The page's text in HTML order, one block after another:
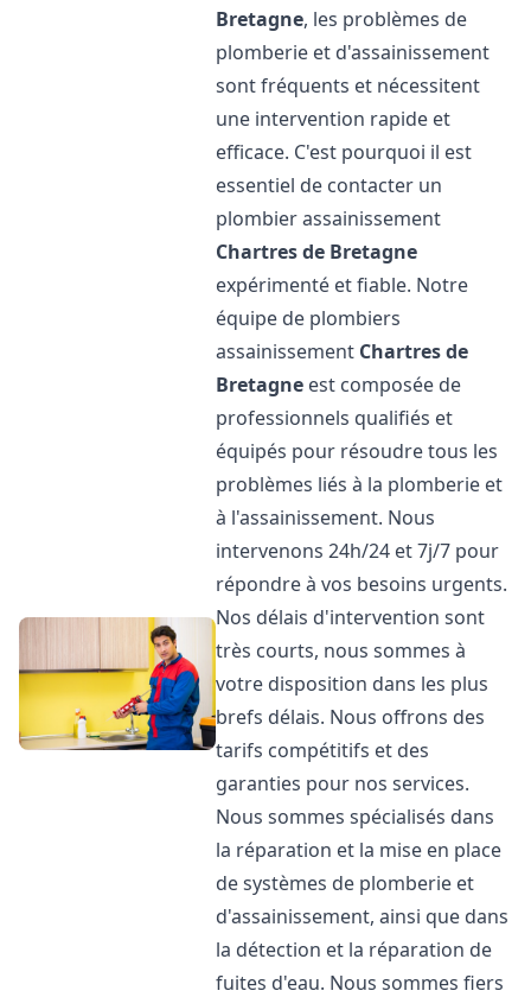
Bretagne, les problèmes de
plomberie et d'assainissement
sont fréquents et nécessitent
une intervention rapide et
efficace. C'est pourquoi il est
essentiel de contacter un
plombier assainissement
Chartres de Bretagne
expérimenté et fiable. Notre
équipe de plombiers
assainissement Chartres de
Bretagne est composée de
professionnels qualifiés et
équipés pour résoudre tous les
problèmes liés à la plomberie et
à l'assainissement. Nous
intervenons 24h/24 et 7j/7 pour
répondre à vos besoins urgents.
Nos délais d'intervention sont
très courts, nous sommes à
votre disposition dans les plus
brefs délais. Nous offrons des
tarifs compétitifs et des
garanties pour nos services.
Nous sommes spécialisés dans
la réparation et la mise en place
de systèmes de plomberie et
d'assainissement, ainsi que dans
la détection et la réparation de
fuites d'eau. Nous sommes fiers